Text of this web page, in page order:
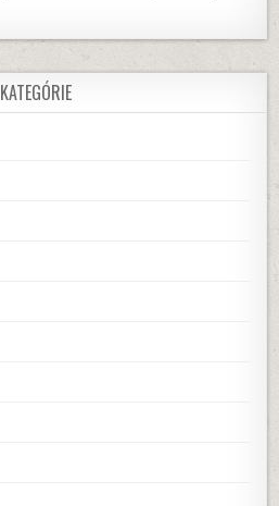
KATEGÓRIE